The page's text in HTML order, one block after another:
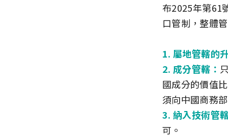
布2025年第61
口管制，整體
1. 屬地管轄的
2. 成分管轄：
國成分的價值
須向中國商務
3. 納入技術管
可。